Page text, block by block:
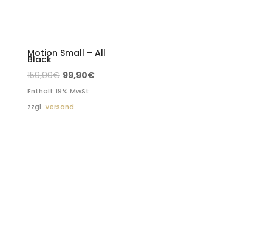
Motion Small – All
Black
159,90€ 99,90€
Enthält 19% MwSt.
zzgl. Versand